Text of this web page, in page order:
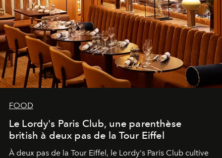
FOOD
Le Lordy's Paris Club, une parenthèse
british à deux pas de la Tour Eiffel
À deux pas de la Tour Eiffel, le Lordy's Paris Club cultive